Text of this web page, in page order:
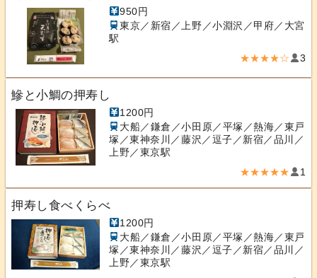
950円
東京／新宿／上野／小淵沢／甲府／大宮
駅
★★★★☆ 3
鰺と小鯛の押寿し
1200円
大船／鎌倉／小田原／平塚／熱海／東戸
塚／東神奈川／藤沢／逗子／新宿／品川／
上野／東京駅
★★★★★ 1
押寿し食べくらべ
1200円
大船／鎌倉／小田原／平塚／熱海／東戸
塚／東神奈川／藤沢／逗子／新宿／品川／
上野／東京駅